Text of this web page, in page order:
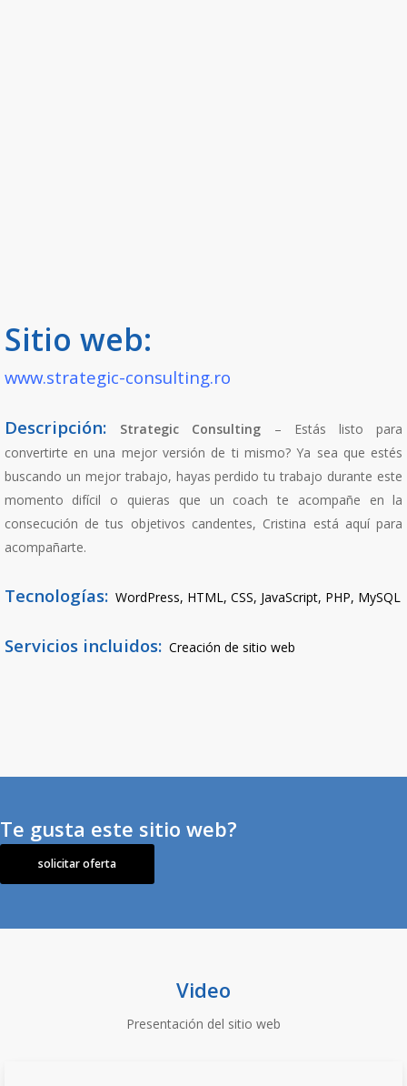
Sitio web:
www.strategic-consulting.ro
Descripción: Strategic Consulting – Estás listo para
convertirte en una mejor versión de ti mismo? Ya sea que estés
buscando un mejor trabajo, hayas perdido tu trabajo durante este
momento difícil o quieras que un coach te acompañe en la
consecución de tus objetivos candentes, Cristina está aquí para
acompañarte.
Tecnologías: WordPress, HTML, CSS, JavaScript, PHP, MySQL
Servicios incluidos: Creación de sitio web
Te gusta este sitio web?
solicitar oferta
Video
Presentación del sitio web